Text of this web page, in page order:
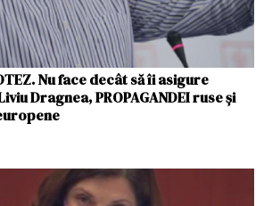
Nu face decât să îi asigure
Dragnea, PROPAGANDEI ruse și